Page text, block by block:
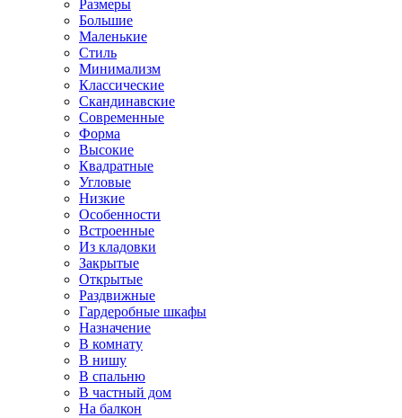
Размеры
Большие
Маленькие
Стиль
Минимализм
Классические
Скандинавские
Современные
Форма
Высокие
Квадратные
Угловые
Низкие
Особенности
Встроенные
Из кладовки
Закрытые
Открытые
Раздвижные
Гардеробные шкафы
Назначение
В комнату
В нишу
В спальню
В частный дом
На балкон